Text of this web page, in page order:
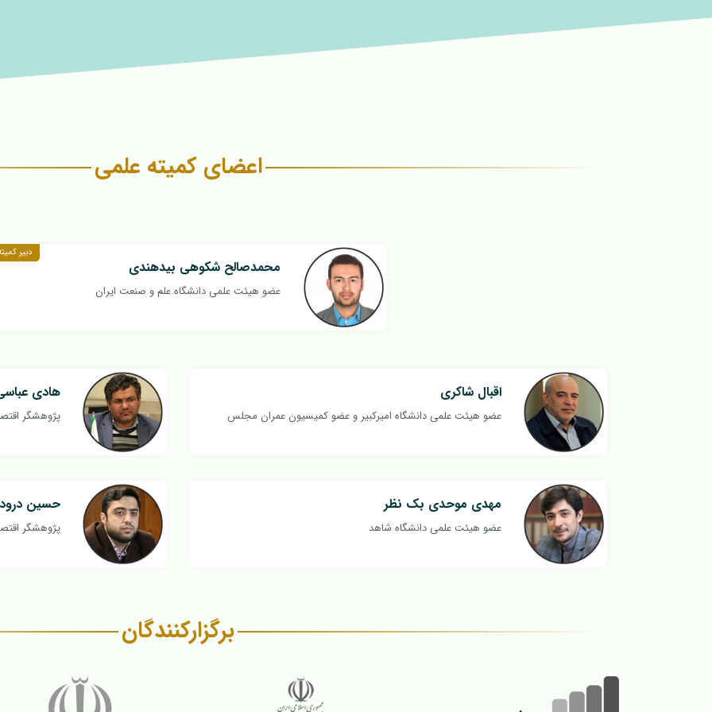
اعضای کمیته علمی
دبیر
محمدصالح شکوهی بیدهندی
عضو هیئت علمی دانشگاه علم و صنعت ایران
اقبال شاکری
عضو هیئت علمی دانشگاه امیرکبیر و عضو کمیسیون عمران مجلس
هادی
پژوهشگر
مهدی موحدی بک نظر
عضو هیئت علمی دانشگاه شاهد
حسین
پژوهشگر
برگزار‌کنندگان